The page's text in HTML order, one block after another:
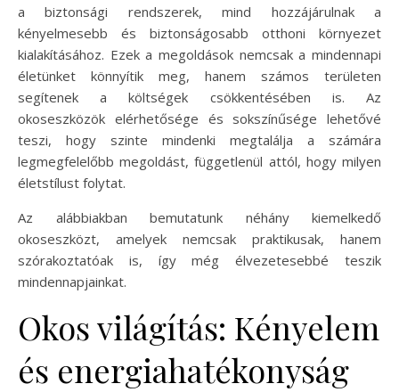
a biztonsági rendszerek, mind hozzájárulnak a
kényelmesebb és biztonságosabb otthoni környezet
kialakításához. Ezek a megoldások nemcsak a mindennapi
életünket könnyítik meg, hanem számos területen
segítenek a költségek csökkentésében is. Az
okoseszközök elérhetősége és sokszínűsége lehetővé
teszi, hogy szinte mindenki megtalálja a számára
legmegfelelőbb megoldást, függetlenül attól, hogy milyen
életstílust folytat.
Az alábbiakban bemutatunk néhány kiemelkedő
okoseszközt, amelyek nemcsak praktikusak, hanem
szórakoztatóak is, így még élvezetesebbé teszik
mindennapjainkat.
Okos világítás: Kényelem
és energiahatékonyság